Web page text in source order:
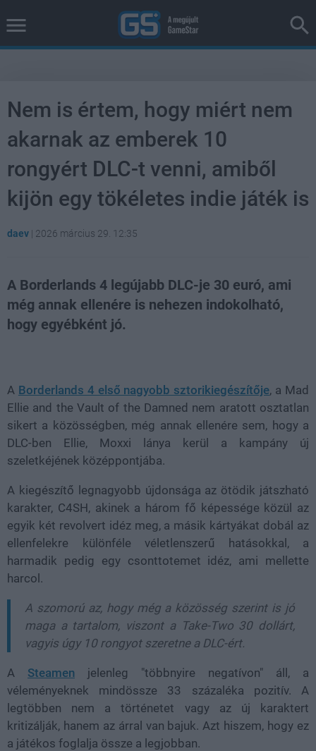
Nem is értem, hogy miért nem
akarnak az emberek 10
rongyért DLC-t venni, amiből
kijön egy tökéletes indie játék is
daev | 2026 március 29. 12:35
A Borderlands 4 legújabb DLC-je 30 euró, ami
még annak ellenére is nehezen indokolható,
hogy egyébként jó.
A Borderlands 4 első nagyobb sztorikiegészítője, a Mad
Ellie and the Vault of the Damned nem aratott osztatlan
sikert a közösségben, még annak ellenére sem, hogy a
DLC-ben Ellie, Moxxi lánya kerül a kampány új
szeletkéjének középpontjába.
A kiegészítő legnagyobb újdonsága az ötödik játszható
karakter, C4SH, akinek a három fő képessége közül az
egyik két revolvert idéz meg, a másik kártyákat dobál az
ellenfelekre különféle véletlenszerű hatásokkal, a
harmadik pedig egy csonttotemet idéz, ami mellette
harcol.
A szomorú az, hogy még a közösség szerint is jó
maga a tartalom, viszont a Take-Two 30 dollárt,
vagyis úgy 10 rongyot szeretne a DLC-ért.
A Steamen jelenleg "többnyire negatívon" áll, a
véleményeknek mindössze 33 százaléka pozitív. A
legtöbben nem a történetet vagy az új karaktert
kritizálják, hanem az árral van bajuk. Azt hiszem, hogy ez
a játékos foglalja össze a legjobban.